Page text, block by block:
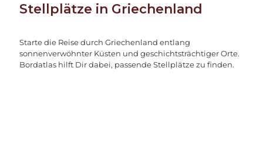
Stellplätze in Griechenland
Starte die Reise durch Griechenland entlang
sonnenverwöhnter Küsten und geschichtsträchtiger Orte.
Bordatlas hilft Dir dabei, passende Stellplätze zu finden.